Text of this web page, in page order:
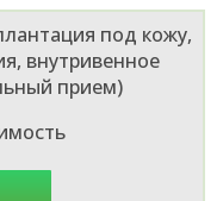
под кожу,
внутривенное
прием)